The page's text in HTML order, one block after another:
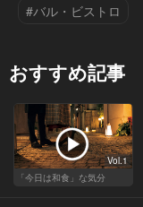
#バル・ビストロ
おすすめ記事
Vol.1
「今日は和食」な気分